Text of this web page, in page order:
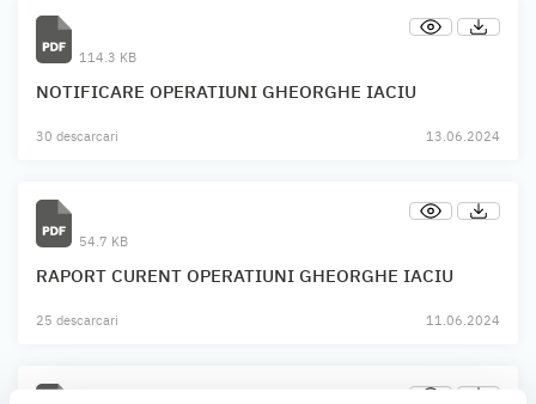
114.3 KB
NOTIFICARE OPERATIUNI GHEORGHE IACIU
30 descarcari 13.06.2024
54.7 KB
RAPORT CURENT OPERATIUNI GHEORGHE IACIU
25 descarcari 11.06.2024